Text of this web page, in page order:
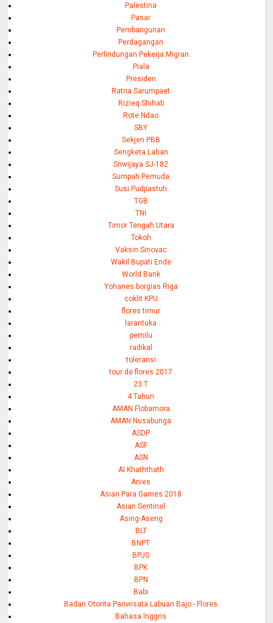
Palestina
Pasar
Pembangunan
Perdagangan
Perlindungan Pekerja Migran
Piala
Presiden
Ratna Sarumpaet
Rizieq Shihab
Rote Ndao
SBY
Sekjen PBB
Sengketa Lahan
Sriwijaya SJ-182
Sumpah Pemuda
Susi Pudjiastuti
TGB
TNI
Timor Tengah Utara
Tokoh
Vaksin Sinovac
Wakil Bupati Ende
World Bank
Yohanes borgias Riga
coklit KPU
flores timur
larantuka
pemilu
radikal
toleransi
tour de flores 2017
23 T
4 Tahun
AMAN Flobamora
AMAN Nusabunga
ASDP
ASF
ASN
Al Khaththath
Anies
Asian Para Games 2018
Asian Sentinel
Asing-Aseng
BLT
BNPT
BPJS
BPK
BPN
Babi
Badan Otorita Pariwisata Labuan Bajo - Flores
Bahasa Inggris